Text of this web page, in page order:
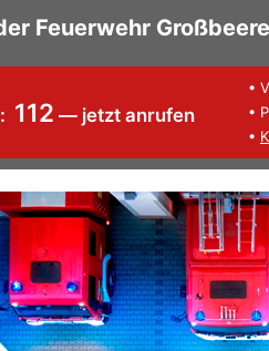
Feuerwehr
112 — jetzt anrufen
•
•
•